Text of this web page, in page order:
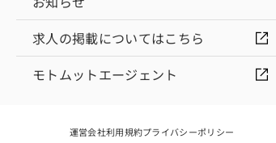
求人の掲載についてはこちら
モトムットエージェント
運営会社利用規約プライバシーポリシー